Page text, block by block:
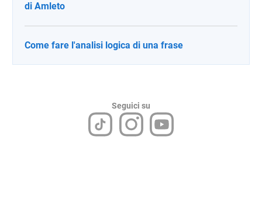
di Amleto
Come fare l'analisi logica di una frase
Seguici su